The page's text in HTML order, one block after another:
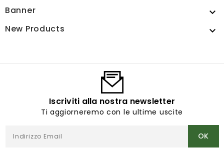
Banner 
New Products 
Iscriviti alla nostra newsletter
Ti aggiorneremo con le ultime uscite